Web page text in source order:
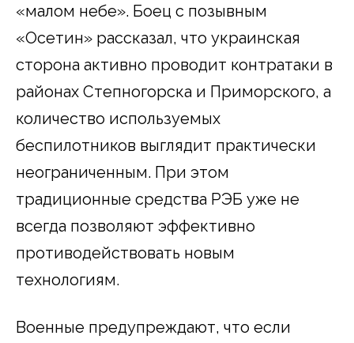
«малом небе». Боец с позывным
«Осетин» рассказал, что украинская
сторона активно проводит контратаки в
районах Степногорска и Приморского, а
количество используемых
беспилотников выглядит практически
неограниченным. При этом
традиционные средства РЭБ уже не
всегда позволяют эффективно
противодействовать новым
технологиям.
Военные предупреждают, что если